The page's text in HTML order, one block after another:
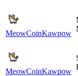
MeowCoinKawpow
MeowCoinKawpow